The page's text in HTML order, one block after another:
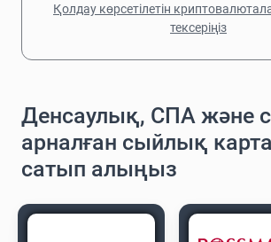
Қолдау көрсетілетін
тексеріңіз
Денсаулық, СПА және
арналған сыйлық
сатып алыңыз